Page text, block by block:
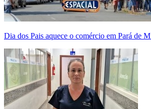
Dia dos Pais aquece o comércio em Pará de